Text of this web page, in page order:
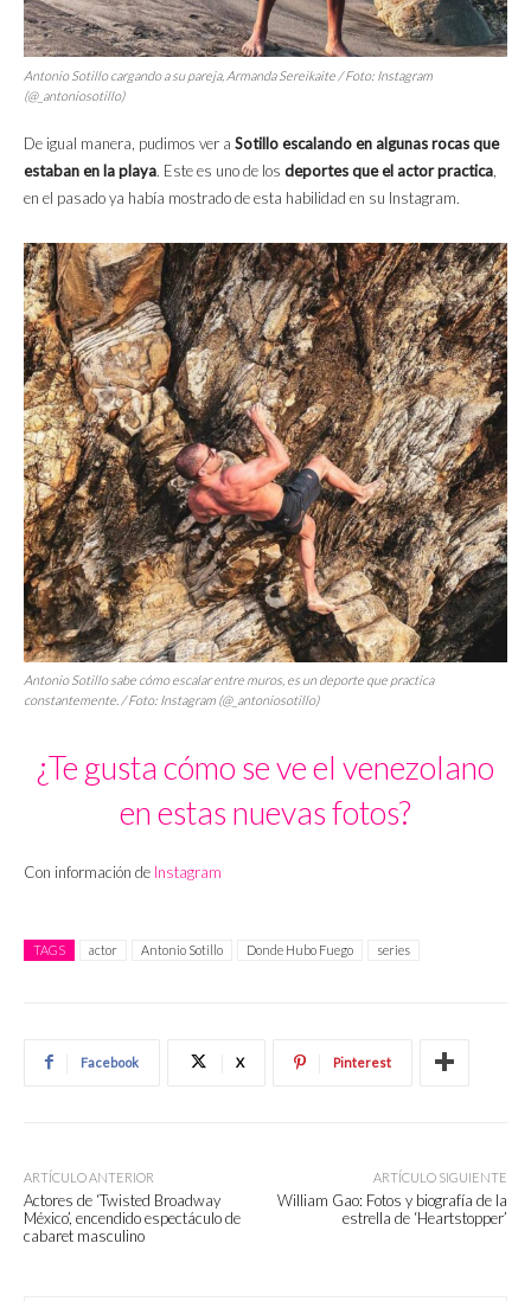
Antonio Sotillo cargando a su pareja, Armanda Sereikaite / Foto: Instagram
(@_antoniosotillo)
De igual manera, pudimos ver a Sotillo escalando en algunas rocas que
estaban en la playa. Este es uno de los deportes que el actor practica
en el pasado ya había mostrado de esta habilidad en su Instagram.
Antonio Sotillo sabe cómo escalar entre muros, es un deporte que practica
constantemente. / Foto: Instagram (@_antoniosotillo)
¿Te gusta cómo se ve el venezolano
en estas nuevas fotos?
Con información de Instagram
TAGS actor Antonio Sotillo Donde Hubo Fuego series
Facebook X Pinterest
ARTÍCULO ANTERIOR
Actores de ‘Twisted Broadway
México’, encendido espectáculo de
cabaret masculino
ARTÍCULO SIGUIENTE
William Gao: Fotos y biografía de la
estrella de ‘Heartstopper’